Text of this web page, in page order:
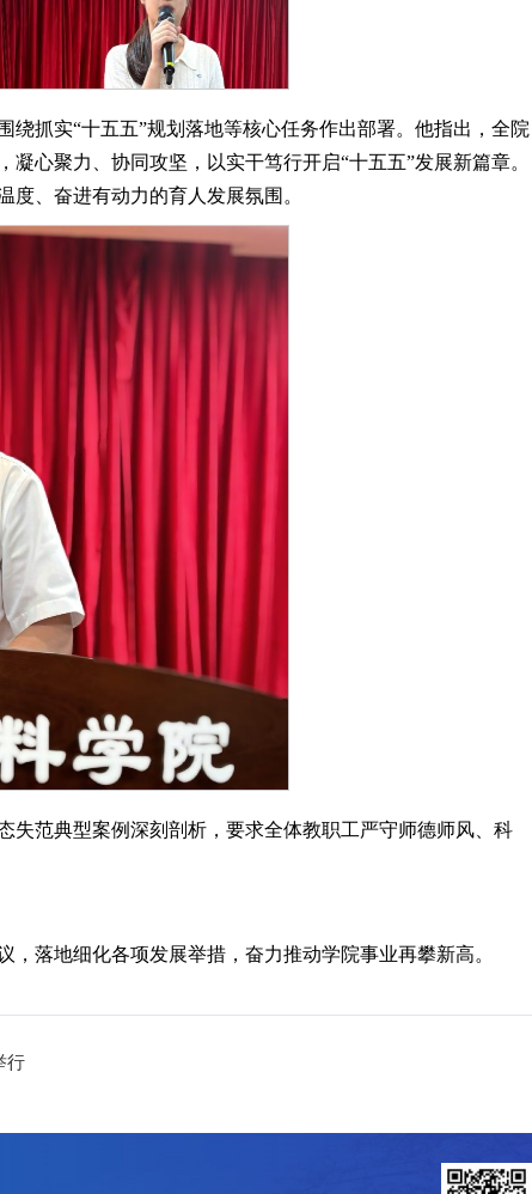
抓实“十五五”规划落地等核心任务作出部署。他指出，全院
心聚力、协同攻坚，以实干笃行开启“十五五”发展新篇章。
、奋进有动力的育人发展氛围。
失范典型案例深刻剖析，要求全体教职工严守师德师风、科
落地细化各项发展举措，奋力推动学院事业再攀新高。
行